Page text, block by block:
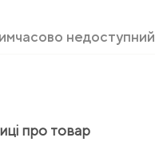
недоступний
про товар